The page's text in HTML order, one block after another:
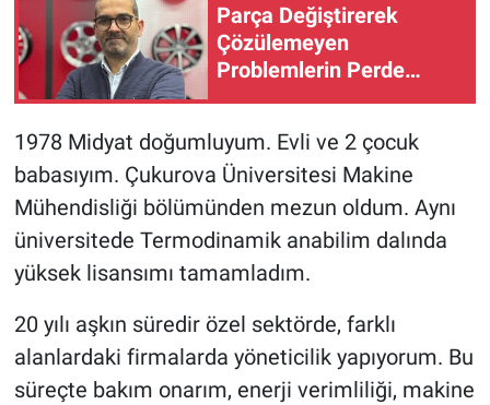
Parça Değiştirerek
Çözülemeyen
Problemlerin Perde
Arkası
1978 Midyat doğumluyum. Evli ve 2 çocuk
babasıyım. Çukurova Üniversitesi Makine
Mühendisliği bölümünden mezun oldum. Aynı
üniversitede Termodinamik anabilim dalında
yüksek lisansımı tamamladım.
20 yılı aşkın süredir özel sektörde, farklı
alanlardaki firmalarda yöneticilik yapıyorum. Bu
süreçte bakım onarım, enerji verimliliği, makine